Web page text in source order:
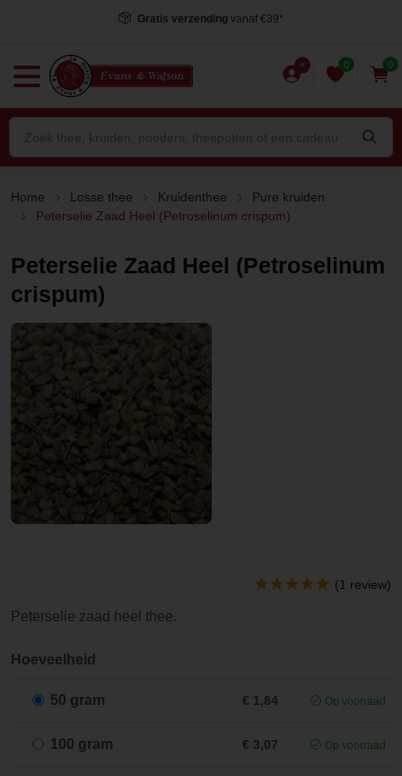
Gratis verzending vanaf €39*
0 0
Home Losse thee Kruidenthee
Pure kruiden
Peterselie Zaad Heel (Petroselinum crispum)
Peterselie Zaad Heel (Petroselinum
crispum)
(1 review)
Peterselie zaad heel thee.
Hoeveelheid
50 gram € 1,84 Op voorraad
100 gram € 3,07 Op voorraad